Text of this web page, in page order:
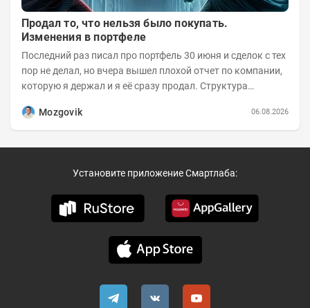
Продал то, что нельзя было покупать.
Изменения в портфеле
Последний раз писал про портфель 30 июня и сделок с тех
пор не делал, но вчера вышел плохой отчет по компании,
которую я держал и я её сразу продал. Структура
Mozgovik
06.08.2026
Установите приложение Смартлаба: